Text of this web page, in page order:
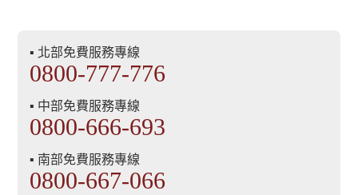
▪ 北部免費服務專線
0800-777-776
▪ 中部免費服務專線
0800-666-693
▪ 南部免費服務專線
0800-667-066